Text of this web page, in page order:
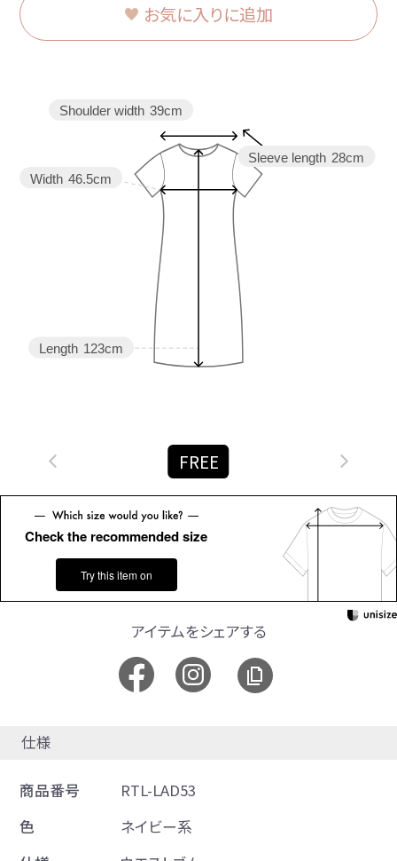
お気に入りに追加
Sleeve length 28cm
Length 123cm
Width 46.5cm
Shoulder width 39cm
FREE
Check the recommended size
Try this item on
アイテムをシェアする
仕様
商品番号
RTL-LAD53
色
ネイビー系